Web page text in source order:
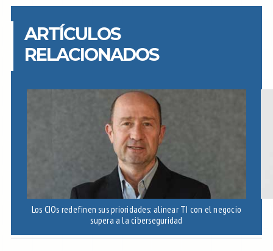
ARTÍCULOS
RELACIONADOS
Los CIOs redefinen sus prioridades: alinear TI con el negocio
supera a la ciberseguridad